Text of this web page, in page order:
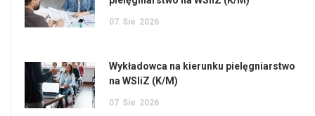
07 Sie 2026
Wykładowca na kierunku pielęgniarstwo
na WSIiZ (K/M)
07 Sie 2026